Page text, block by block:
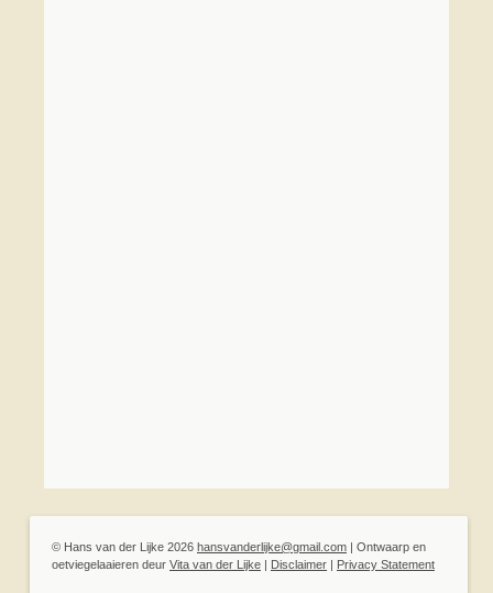
© Hans van der Lijke 2026 hansvanderlijke@gmail.com
Ontwaarp en
oetviegelaaieren deur Vita van der Lijke Disclaimer Privacy Statement